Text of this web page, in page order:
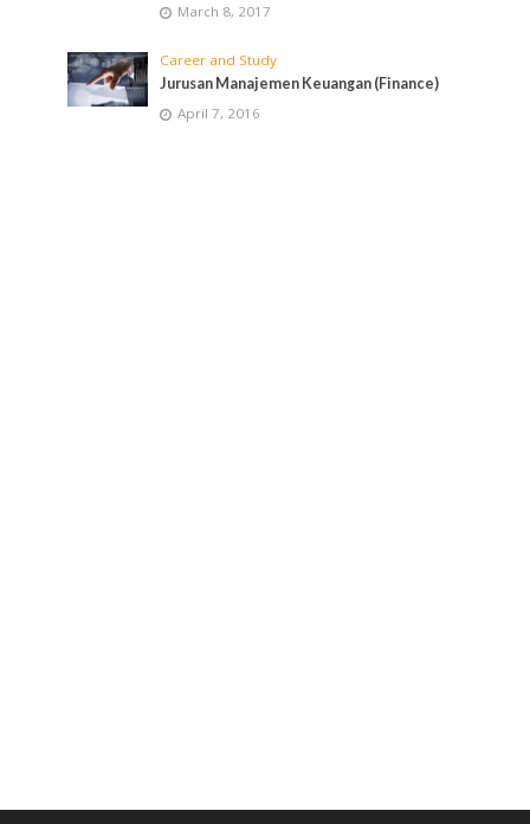
March 8, 2017
Career and Study
Jurusan Manajemen Keuangan (Finance)
April 7, 2016